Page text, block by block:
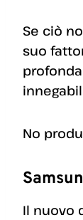
Se ciò
suo
No
Il nuovo